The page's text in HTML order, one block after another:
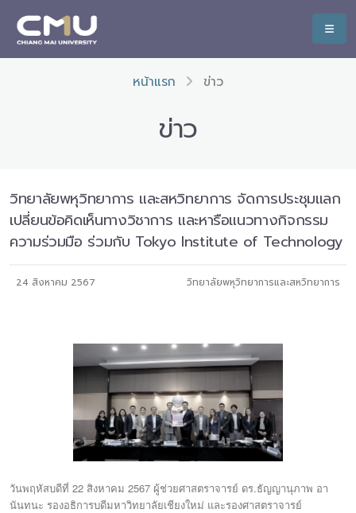
หน้าแรก ข่าว
ข่าว
วิทยาลัยพหุวิทยาการ และสหวิทยาการ จัดการประชุมแลก
เปลี่ยนข้อคิดเห็นทางวิชาการ และหารือแนวทางกิจกรรม
ความร่วมมือ ร่วมกับ Tokyo Institute of Technology
24 สิงหาคม 2567 วิทยาลัยพหุวิทยาการและสหวิทยาการ
วันพฤหัสบดีที่ 22 สิงหาคม 2567 ผู้ช่วยศาสตราจารย์ ดร.ธัญญานุภาพ อา
นันทนะ รองอธิการบดีมหาวิทยาลัยเชียงใหม่ และรองศาสตราจารย์